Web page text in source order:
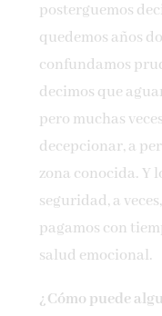
posterguemos
quedemos años
confundamos
decimos que
pero muchas
decepcionar, a
zona conocida. Y
seguridad, a
pagamos con
salud emocional.
¿Cómo puede